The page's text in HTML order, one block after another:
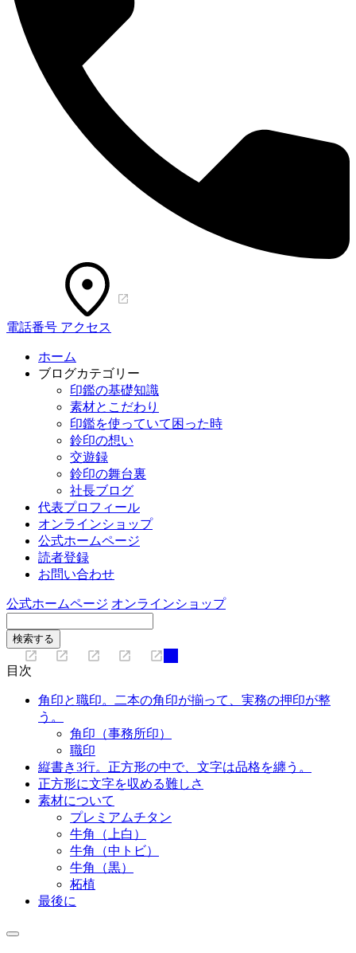
電話番号 アクセス
ホーム
ブログカテゴリー
印鑑の基礎知識
素材とこだわり
印鑑を使っていて困った時
鈴印の想い
交遊録
鈴印の舞台裏
社長ブログ
代表プロフィール
オンラインショップ
公式ホームページ
読者登録
お問い合わせ
公式ホームページ オンラインショップ
目次
角印と職印。二本の角印が揃って、実務の押印が整
う。
角印（事務所印）
職印
縦書き3行。正方形の中で、文字は品格を纏う。
正方形に文字を収める難しさ
素材について
プレミアムチタン
牛角（上白）
牛角（中トビ）
牛角（黒）
柘植
最後に